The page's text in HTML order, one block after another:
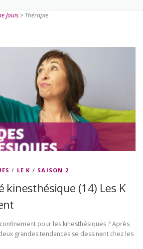
Jouis> Thérapie
/ LE K / SAISON 2
kinesthésique (14) Les K
pour les kinesthésiques ? Après
grandes tendances se dessinent chez les